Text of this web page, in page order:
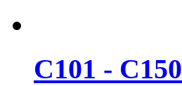
C101 - C150